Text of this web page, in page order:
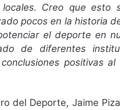
Creo que esto
pocos en la historia
el deporte en
de diferentes
positivas
del Deporte, Jaime